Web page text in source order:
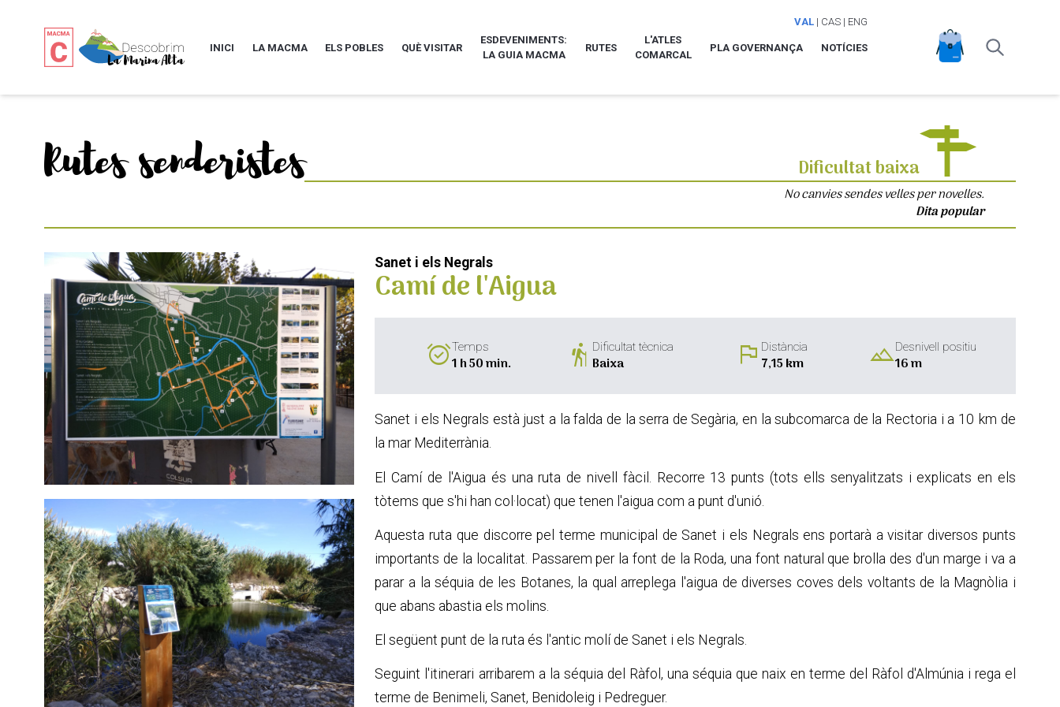
VAL| CAS| ENG
INICI LA MACMA ELS POBLES QUÈ VISITAR
ESDEVENIMENTS:
LA GUIA MACMA
RUTES
L'ATLES
COMARCAL
PLA GOVERNANÇA NOTÍCIES
Rutes senderistes Dificultat baixa
No canvies sendes velles per novelles.
Dita popular
Sanet i els Negrals
Camí de l'Aigua
alarm_onTemps
1 h 50 min. hiking Dificultat tècnica
Baixa flag Distància
7,15 km landscapeDesnivell positiu
16 m
Sanet i els Negrals està just a la falda de la serra de Segària, en la subcomarca de la Rectoria i a 10 km de
la mar Mediterrània.
El Camí de l'Aigua és una ruta de nivell fàcil. Recorre 13 punts (tots ells senyalitzats i explicats en els
tòtems que s'hi han col·locat) que tenen l'aigua com a punt d'unió.
Aquesta ruta que discorre pel terme municipal de Sanet i els Negrals ens portarà a visitar diversos punts
importants de la localitat. Passarem per la font de la Roda, una font natural que brolla des d'un marge i va a
parar a la séquia de les Botanes, la qual arreplega l'aigua de diverses coves dels voltants de la Magnòlia i
que abans abastia els molins.
El següent punt de la ruta és l'antic molí de Sanet i els Negrals.
Seguint l'itinerari arribarem a la séquia del Ràfol, una séquia que naix en terme del Ràfol d'Almúnia i rega el
terme de Benimeli, Sanet, Benidoleig i Pedreguer.